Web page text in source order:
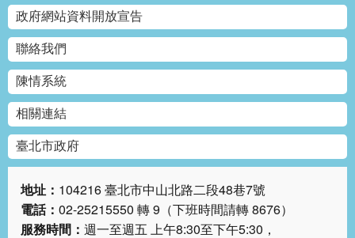
首
頁
English
陳
情
系
統
常
見
問
政府網站資料開放宣告
聯絡我們
陳情系統
相關連結
臺北市政府
地址： 104216 臺北市中山北路二段48巷7號
電話： 02-25215550 轉 9（下班時間請轉 8676）
服務時間： 週一至週五 上午8:30至下午5:30，